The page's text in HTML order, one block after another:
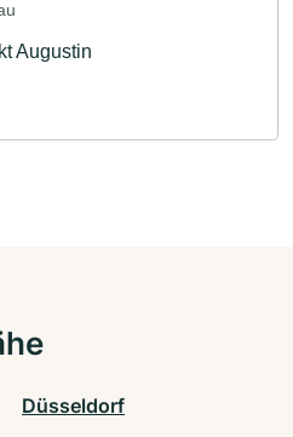
Augustin
Düsseldorf